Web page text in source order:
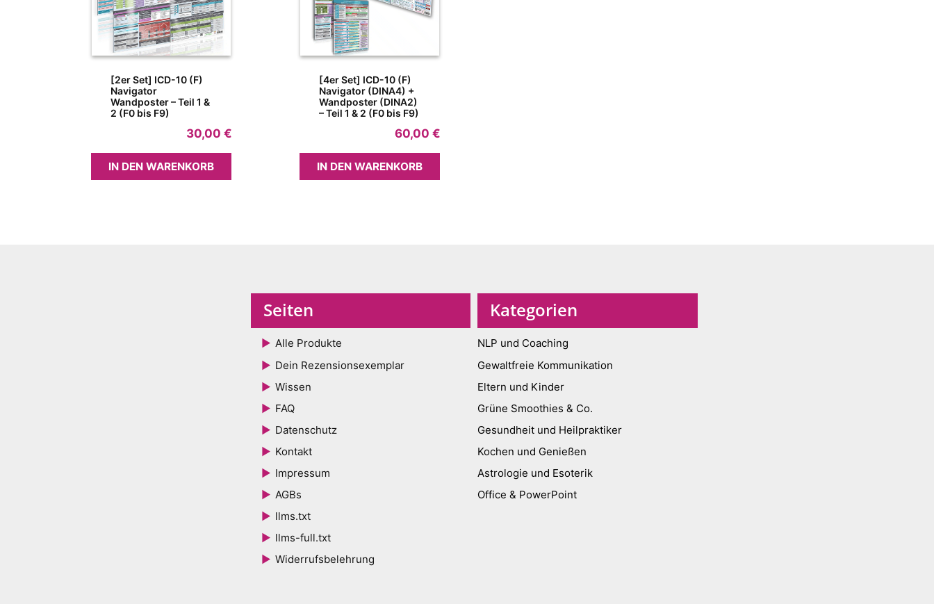
[2er Set] ICD-10 (F)
Navigator
Wandposter – Teil 1 &
2 (F0 bis F9)
30,00 €
IN DEN WARENKORB
[4er Set] ICD-10 (F)
Navigator (DINA4) +
Wandposter (DINA2)
– Teil 1 & 2 (F0 bis F9)
60,00 €
IN DEN WARENKORB
Seiten
Alle Produkte
Dein Rezensionsexemplar
Wissen
FAQ
Datenschutz
Kontakt
Impressum
AGBs
llms.txt
llms-full.txt
Widerrufsbelehrung
Kategorien
NLP und Coaching
Gewaltfreie Kommunikation
Eltern und Kinder
Grüne Smoothies & Co.
Gesundheit und Heilpraktiker
Kochen und Genießen
Astrologie und Esoterik
Office & PowerPoint